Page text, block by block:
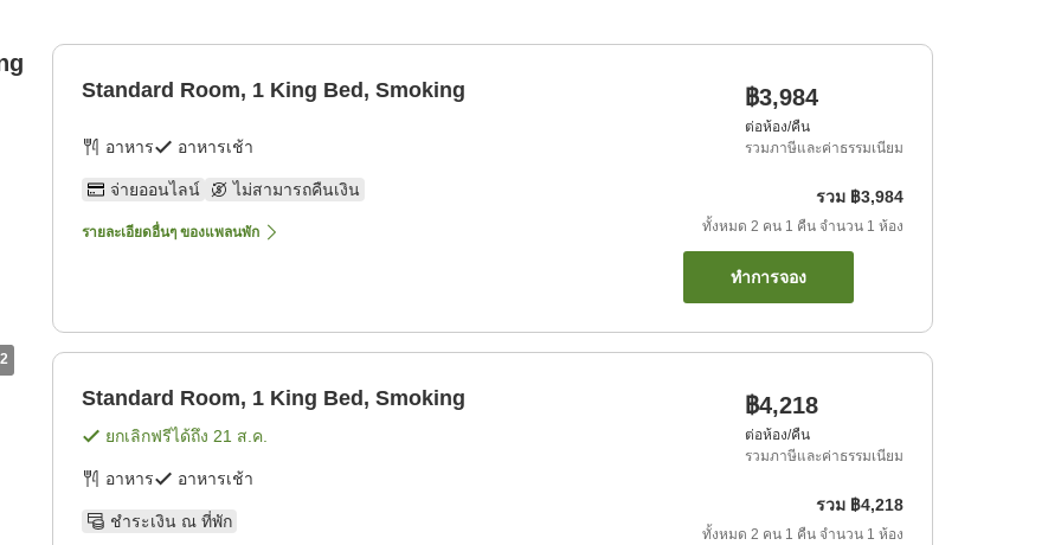
2
Standard Room, 1 King Bed, Smoking
อาหาร อาหารเช้า
จ่ายออนไลน์ ไม่สามารถคืนเงิน
รายละเอียดอื่นๆ ของแพลนพัก
฿3,984
ต่อห้อง/คืน
รวมภาษีและค่าธรรมเนียม
รวม ฿3,984
ทั้งหมด 2 คน 1 คืน จำนวน 1 ห้อง
ทำการจอง
Standard Room, 1 King Bed, Smoking
ยกเลิกฟรีได้ถึง 21 ส.ค.
อาหาร อาหารเช้า
ชำระเงิน ณ ที่พัก
฿4,218
ต่อห้อง/คืน
รวมภาษีและค่าธรรมเนียม
รวม ฿4,218
ทั้งหมด 2 คน 1 คืน จำนวน 1 ห้อง